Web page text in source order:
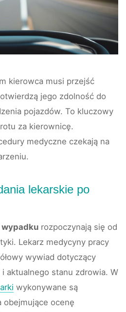
kierowca musi przejść
jego zdolność do
pojazdów. To kluczowy
za kierownicę.
medyczne czekają na
lekarskie po
wypadku rozpoczynają się od
Lekarz medycyny pracy
wywiad dotyczący
aktualnego stanu zdrowia. W
wykonywane są
obejmujące ocenę